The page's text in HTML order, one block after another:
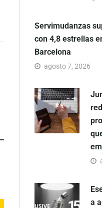
Servimudanzas
con 4,8 estrellas
Barcelona
agosto 7, 2026
a